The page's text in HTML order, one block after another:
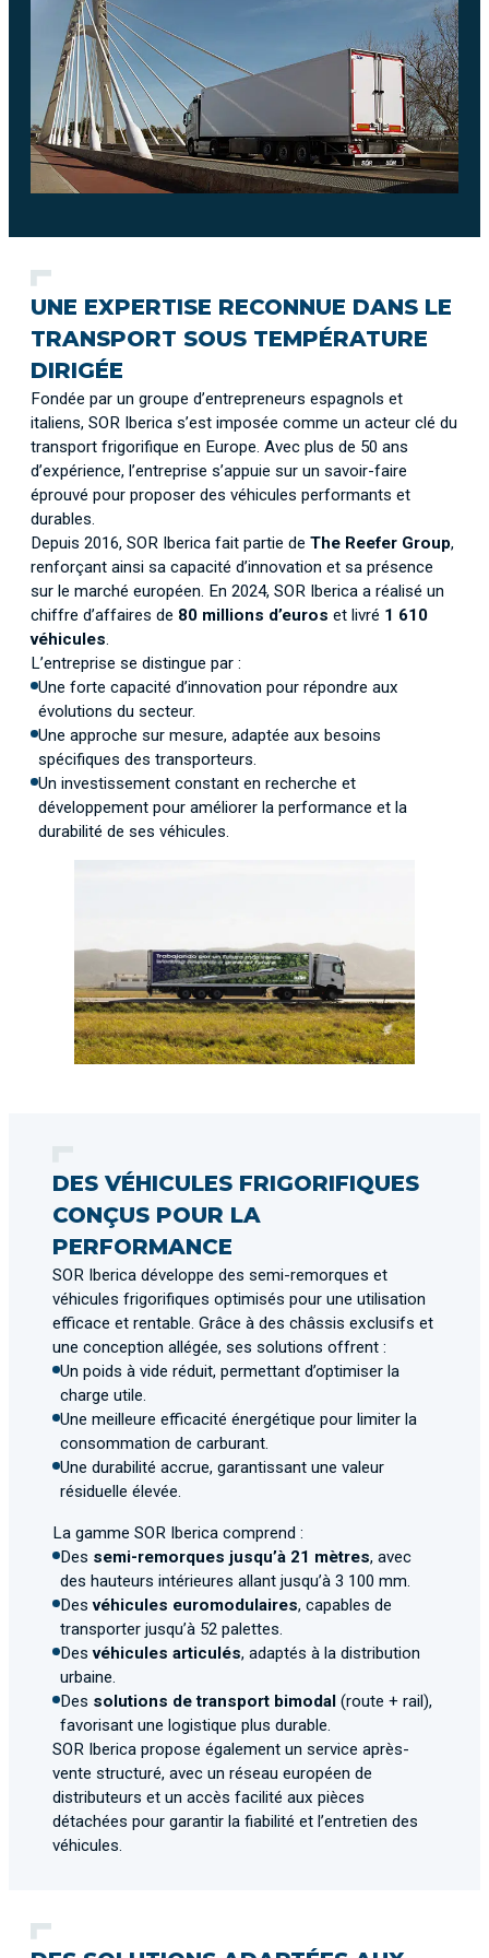
UNE EXPERTISE RECONNUE DANS LE
TRANSPORT SOUS TEMPÉRATURE
DIRIGÉE
Fondée par un groupe d’entrepreneurs espagnols et
italiens, SOR Iberica s’est imposée comme un acteur clé du
transport frigorifique en Europe. Avec plus de 50 ans
d’expérience, l’entreprise s’appuie sur un savoir-faire
éprouvé pour proposer des véhicules performants et
durables.
Depuis 2016, SOR Iberica fait partie de The Reefer Group,
renforçant ainsi sa capacité d’innovation et sa présence
sur le marché européen. En 2024, SOR Iberica a réalisé un
chiffre d’affaires de 80 millions d’euros et livré 1 610
véhicules.
L’entreprise se distingue par :
Une forte capacité d’innovation pour répondre aux
évolutions du secteur.
Une approche sur mesure, adaptée aux besoins
spécifiques des transporteurs.
Un investissement constant en recherche et
développement pour améliorer la performance et la
durabilité de ses véhicules.
DES VÉHICULES FRIGORIFIQUES
CONÇUS POUR LA
PERFORMANCE
SOR Iberica développe des semi-remorques et
véhicules frigorifiques optimisés pour une utilisation
efficace et rentable. Grâce à des châssis exclusifs et
une conception allégée, ses solutions offrent :
Un poids à vide réduit, permettant d’optimiser la
charge utile.
Une meilleure efficacité énergétique pour limiter la
consommation de carburant.
Une durabilité accrue, garantissant une valeur
résiduelle élevée.
La gamme SOR Iberica comprend :
Des semi-remorques jusqu’à 21 mètres, avec
des hauteurs intérieures allant jusqu’à 3 100 mm.
Desvéhicules euromodulaires, capables de
transporter jusqu’à 52 palettes.
Desvéhicules articulés, adaptés à la distribution
urbaine.
Des solutions de transport bimodal (route + rail),
favorisant une logistique plus durable.
SOR Iberica propose également un service après-
vente structuré, avec un réseau européen de
distributeurs et un accès facilité aux pièces
détachées pour garantir la fiabilité et l’entretien des
véhicules.